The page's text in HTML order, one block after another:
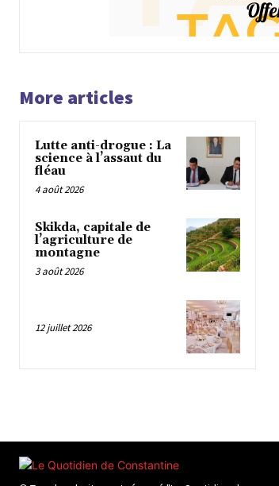
More articles
Lutte anti-drogue : La
science à l’assaut du
fléau
4 août 2026
Skikda, capitale de
l’agriculture de
montagne
3 août 2026
12 juillet 2026